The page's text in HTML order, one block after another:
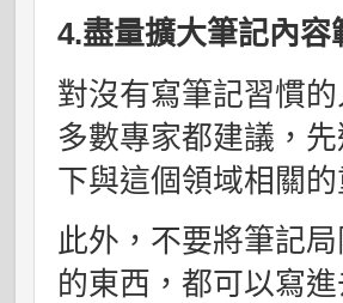
4.盡量擴大筆記內容
對沒有寫筆記習慣
多數專家都建議，
下與這個領域相關
此外，不要將筆記
的東西，都可以寫